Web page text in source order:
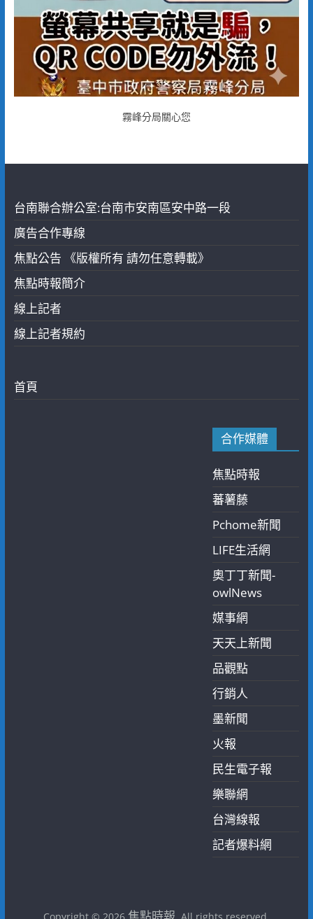
霧峰分局關心您
台南聯合辦公室:台南市安南區安中路一段
廣告合作專線
焦點公告 《版權所有 請勿任意轉載》
焦點時報簡介
線上記者
線上記者規約
首頁
合作媒體
焦點時報
蕃薯藤
Pchome新聞
LIFE生活網
奧丁丁新聞-
owlNews
媒事網
天天上新聞
品觀點
行銷人
墨新聞
火報
民生電子報
樂聯網
台灣線報
記者爆料網
Copyright © 2026 焦點時報 . All rights reserved.